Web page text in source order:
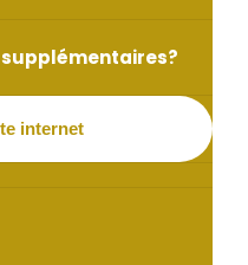
internet